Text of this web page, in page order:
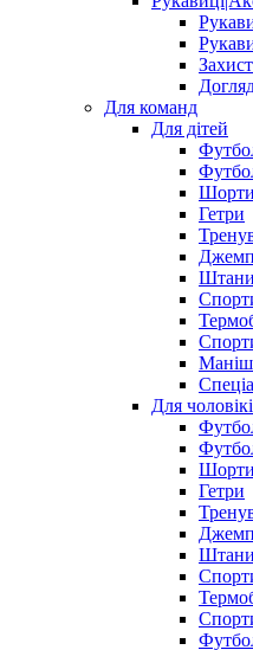
Для команд
Для дітей
Шорти
Гетри
Штани
Для
Шорти
Гетри
Штани